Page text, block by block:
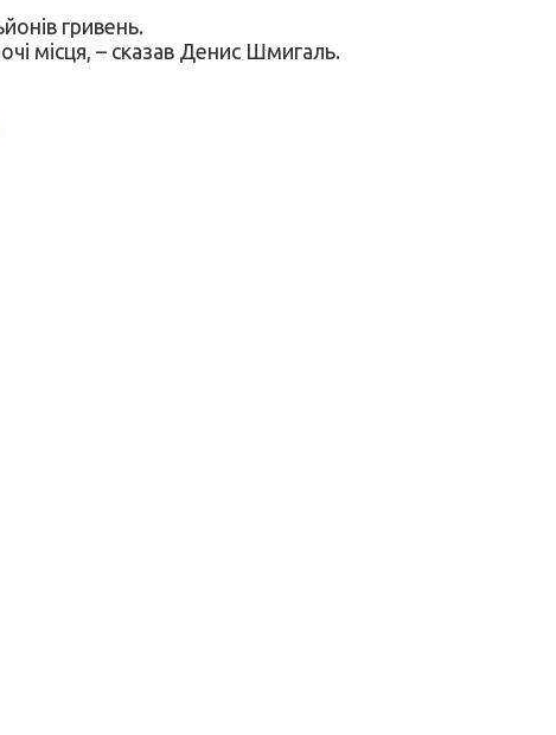
гривень.
місця, – сказав Денис Шмигаль.